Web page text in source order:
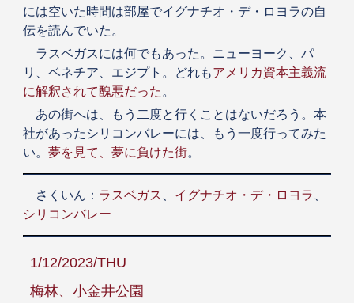
には空いた時間は部屋でイグナチオ・デ・ロヨラの自
伝を読んでいた。
ラスベガスには何でもあった。ニューヨーク、パ
リ、ベネチア、エジプト。どれもアメリカ資本主義流
に解釈されて醜悪だった 。
あの街へは、もう二度と行くことはないだろう。本
社があったシリコンバレーには、もう一度行ってみた
い。 夢を見て、夢に負けた街。
さくいん： ラスベガス イグナチオ・デ・ロヨラ
シリコンバレー
1/12/2023/THU
梅林、小金井公園